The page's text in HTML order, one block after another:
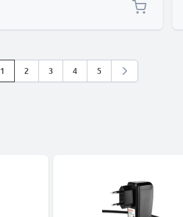
Luet parhaillaan sivua
1 Sivu
2 Sivu
3 Sivu
4 Sivu
5